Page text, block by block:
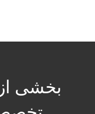
بخشی از